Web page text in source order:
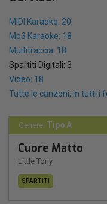
MIDI Karaoke: 20
Mp3 Karaoke: 18
Multitraccia: 18
Spartiti Digitali: 3
Video: 18
Tutte le canzoni, in tutti i
Genere: Tipo A
Cuore Matto
Little Tony
SPARTITI